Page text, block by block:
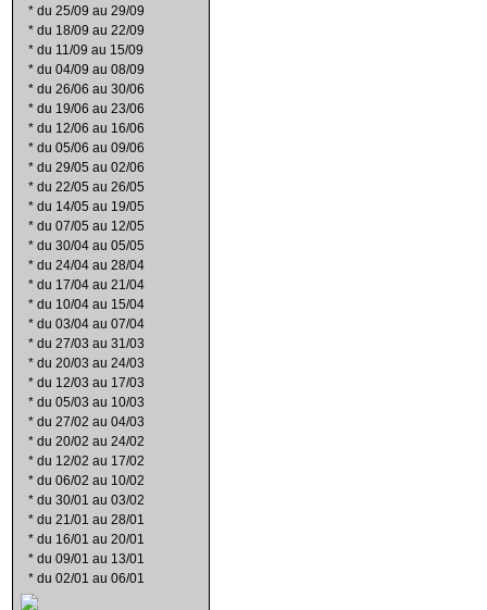
* du 25/09 au 29/09
* du 18/09 au 22/09
* du 11/09 au 15/09
* du 04/09 au 08/09
* du 26/06 au 30/06
* du 19/06 au 23/06
* du 12/06 au 16/06
* du 05/06 au 09/06
* du 29/05 au 02/06
* du 22/05 au 26/05
* du 14/05 au 19/05
* du 07/05 au 12/05
* du 30/04 au 05/05
* du 24/04 au 28/04
* du 17/04 au 21/04
* du 10/04 au 15/04
* du 03/04 au 07/04
* du 27/03 au 31/03
* du 20/03 au 24/03
* du 12/03 au 17/03
* du 05/03 au 10/03
* du 27/02 au 04/03
* du 20/02 au 24/02
* du 12/02 au 17/02
* du 06/02 au 10/02
* du 30/01 au 03/02
* du 21/01 au 28/01
* du 16/01 au 20/01
* du 09/01 au 13/01
* du 02/01 au 06/01